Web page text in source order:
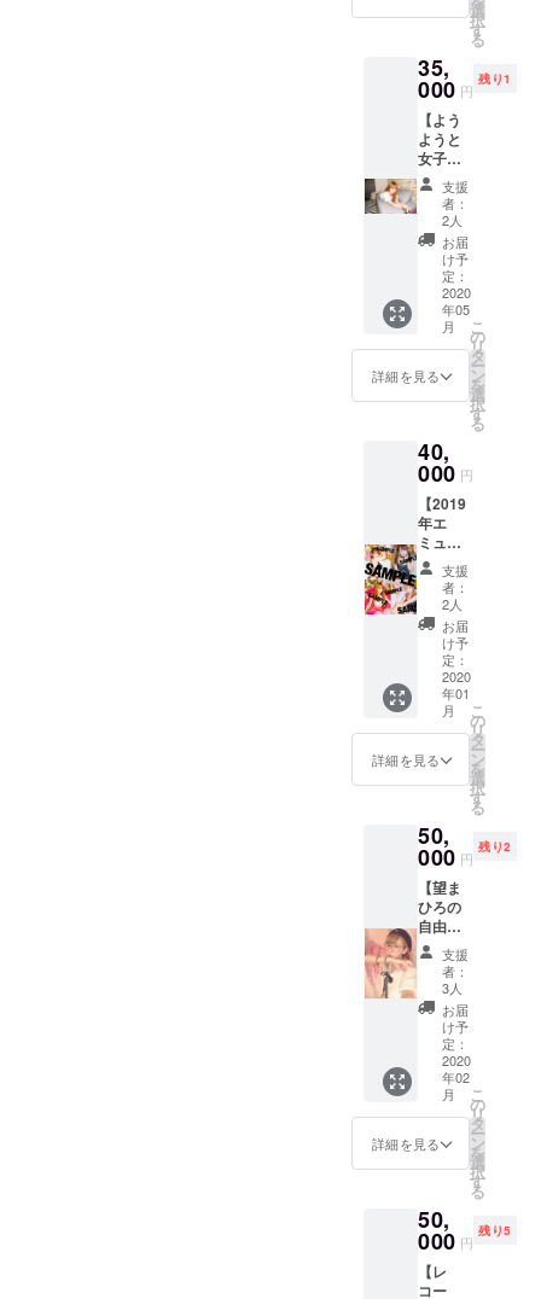
なたの
言葉を
店内の
どこか
にデザ
インと
して残
しま
す！一
足先
に、エ
ミュリ
ボンに
ご入場
拝見出
来ま
す！あ
なたも
に！ ※
遠方の
方もテ
キスト
データ
を送っ
ていた
だけま
したら
参加可
能で
す！
選
択
す
る
35,
000 円
残り1
【よう
ようと
女子
会】
コース
ようよ
うと女
子会
（複数
人での
参加に
なりま
す） 下
記、
【よう
ようと
行っ
ちゃう
YO】又
は【ス
トレス
発散！
飲み＆
食べる
パー
ティー
！】 の
中から
お選び
いただ
けま
す。 備
考欄
たしま
す！ ※
女性の
みのご
参加に
なりま
す。 ※
多数決
で多
かった
プラン
になり
ます ※
現地集
合現地
解散
※USJ入
は、ご
支援者
様分・
キャス
支援
者：
2人
お届
け予
定：
2020
年05
月
詳細を見る
こ
の
リ
タ
ー
ン
を
選
択
す
る
40,
000 円
【2019
年エ
ミュブ
ロマイ
ドコン
プリー
ト】
コース
参加
キャス
ト：夏
花・よ
うよ
う・望
まひ
ろ・あ
子・こ
づち・
ぷり
ん・七
五三む
い・田
中・音
吹まり
も ※水
着・浴
衣・夏
の私服
※望まひ
ろのみ
水着な
し（浴
衣と私
いたし
ます）
支援
者：
2人
お届
け予
定：
2020
年01
月
詳細を見る
こ
の
リ
タ
ー
ン
を
選
択
す
る
50,
000 円
残り2
【望ま
ひろの
自由研
究】
コース
まひろ
と一緒
にエ
ミュリ
ボンの
キッチ
ンを貸
し切っ
てお料
理を作
りま
エミュ
リボン
集合 ※
事前に
メ
支援
者：
3人
お届
け予
定：
2020
年02
月
詳細を見る
こ
の
リ
タ
ー
ン
を
選
択
す
る
50,
000 円
残り5
【レ
コー